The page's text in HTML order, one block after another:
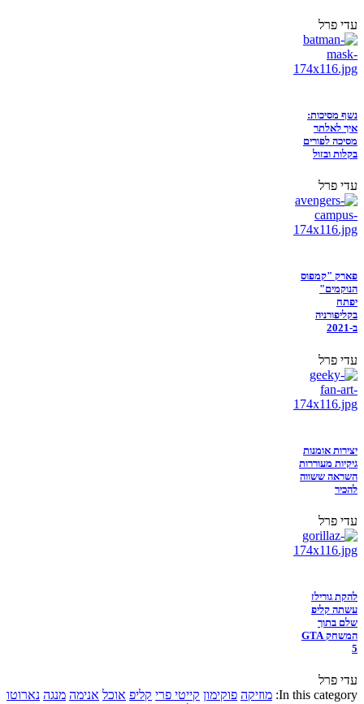
עדי פרל
נשף מסיכות:
איך לאלתר
מסיכה לפורים
בקלות ובזול
עדי פרל
פארק "קמפוס
הנוקמים"
יפתח
בקליפורניה
ב-2021
עדי פרל
יצירות אומנות
גיקיות מעוררות
השראה ששווה
להכיר
עדי פרל
להקת גורילז
עשתה קליפ
שלם בתוך
המשחק GTA
5
עדי פרל
In this category: מוזיקה פוקימון קייטי פרי קליפ אוכל אנימה מנגה נארוטו